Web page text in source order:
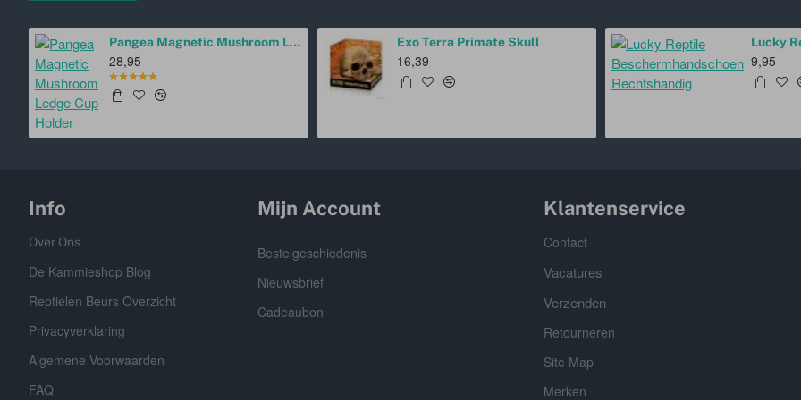
Pangea Magnetic Mushroom Ledge Cup Holder
28,95
Exo Terra Primate Skull
16,39 9,95
Info
Over Ons
De Kammieshop Blog
Reptielen Beurs Overzicht
Privacyverklaring
Algemene Voorwaarden
FAQ
Mijn Account
Bestelgeschiedenis
Nieuwsbrief
Cadeaubon
Klantenservice
Contact
Vacatures
Verzenden
Retourneren
Site Map
Merken